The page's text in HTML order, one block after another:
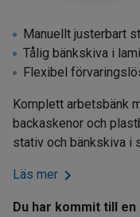
Manuellt justerbart
Tålig bänkskiva i
Flexibel
Komplett arbetsbänk
backaskenor och
stativ och bänkskiva i
Läs mer
Du har kommit till